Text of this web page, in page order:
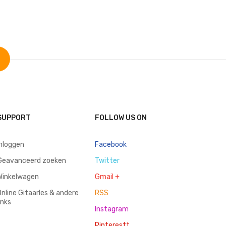
zoeken
Gitaarles & andere
FOLLOW US ON
Facebook
Twitter
Gmail +
RSS
Instagram